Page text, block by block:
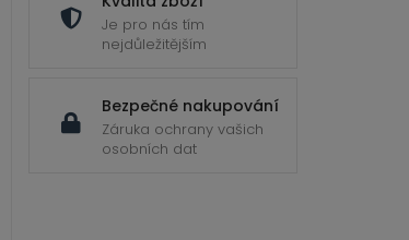
Je pro nás tím
nejdůležitějším
Bezpečné nakupování
Záruka ochrany vašich
osobních dat